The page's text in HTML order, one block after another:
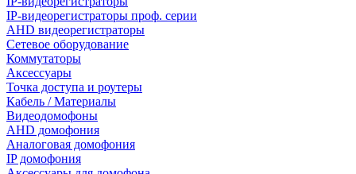
IP-видеорегистраторы проф. серии
AHD видеорегистраторы
Сетевое оборудование
Коммутаторы
Аксессуары
Точка доступа и роутеры
Кабель / Материалы
Видеодомофоны
AHD домофония
Аналоговая домофония
IP домофония